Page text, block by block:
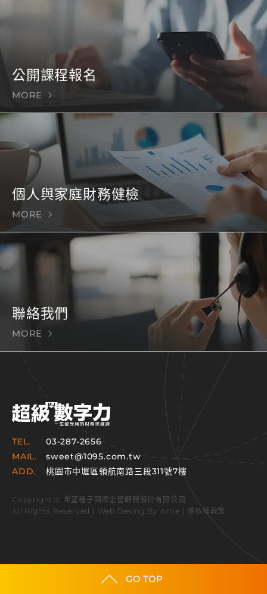
公開課程報名
MORE
個人與家庭財務健檢
MORE
聯絡我們
MORE
TEL.
03-287-2656
MAIL.
sweet@1095.com.tw
ADD.
桃園市中壢區領航南路三段311號7樓
Copyright © 希望種子國際企管顧問股份有限公司
All Rights Reserved | Web Desing By Artie | 隱私權政策
GO TOP